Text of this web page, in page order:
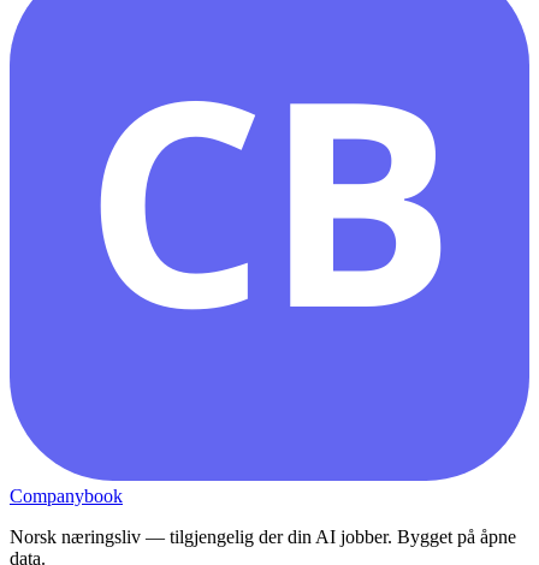
CB
Companybook
Norsk næringsliv — tilgjengelig der din AI jobber. Bygget på åpne
data.